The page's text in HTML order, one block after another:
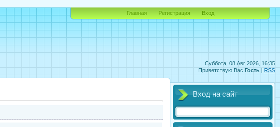
Суббота, 08 Авг 2026, 16:35
Приветствую Вас Гость | RSS
Главная Регистрация Вход
Вход на сайт